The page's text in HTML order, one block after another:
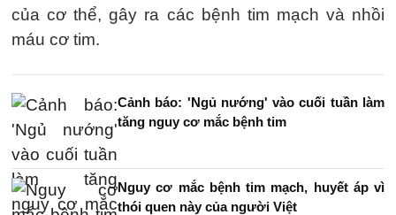
của cơ thể, gây ra các bệnh tim mạch và nhồi
máu cơ tim.
Cảnh báo: 'Ngủ nướng' vào cuối tuần làm
tăng nguy cơ mắc bệnh tim
Nguy cơ mắc bệnh tim mạch, huyết áp vì
thói quen này của người Việt